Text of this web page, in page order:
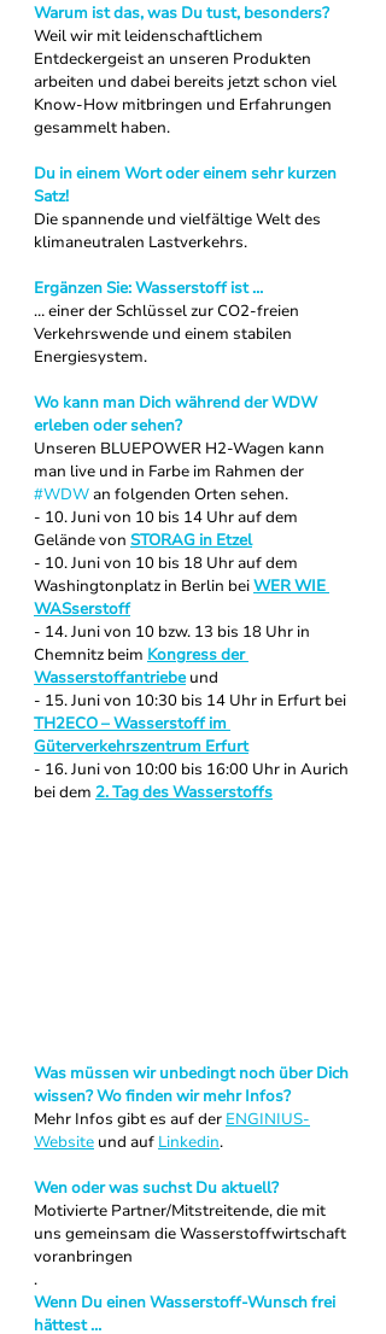
Warum ist das, was Du tust, besonders?
Weil wir mit leidenschaftlichem
Entdeckergeist an unseren Produkten
arbeiten und dabei bereits jetzt schon viel
Know-How mitbringen und Erfahrungen
gesammelt haben.
Du in einem Wort oder einem sehr kurzen
Satz!
Die spannende und vielfältige Welt des
klimaneutralen Lastverkehrs.
Ergänzen Sie: Wasserstoff ist …
… einer der Schlüssel zur CO2-freien
Verkehrswende und einem stabilen
Energiesystem.
Wo kann man Dich während der WDW
erleben oder sehen?
Unseren BLUEPOWER H2-Wagen kann
man live und in Farbe im Rahmen der
#WDW an folgenden Orten sehen.
- 10. Juni von 10 bis 14 Uhr auf dem
Gelände von STORAG in Etzel
- 10. Juni von 10 bis 18 Uhr auf dem
Washingtonplatz in Berlin bei WER WIE
WASserstoff
- 14. Juni von 10 bzw. 13 bis 18 Uhr in
Chemnitz beim Kongress der
Wasserstoffantriebe und
- 15. Juni von 10:30 bis 14 Uhr in Erfurt bei
TH2ECO – Wasserstoff im
Güterverkehrszentrum Erfurt
- 16. Juni von 10:00 bis 16:00 Uhr in Aurich
bei dem 2. Tag des Wasserstoffs
Was müssen wir unbedingt noch über Dich
wissen? Wo finden wir mehr Infos?
Mehr Infos gibt es auf der ENGINIUS-
Website und auf Linkedin.
Wen oder was suchst Du aktuell?
Motivierte Partner/Mitstreitende, die mit
uns gemeinsam die Wasserstoffwirtschaft
voranbringen
.
Wenn Du einen Wasserstoff-Wunsch frei
hättest …